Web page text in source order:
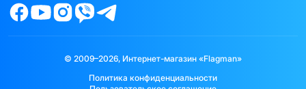
© 2009–2026, Интернет-магазин «Flagman»
Политика конфиденциальности